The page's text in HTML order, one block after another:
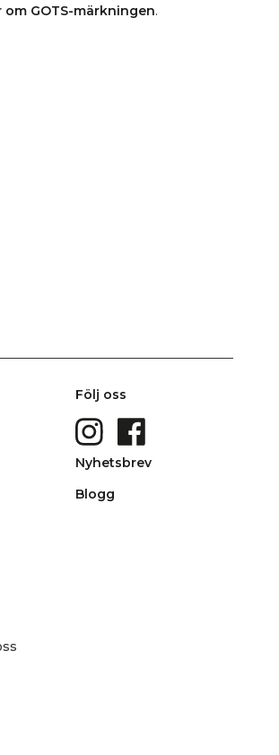
om GOTS-märkningen.
Följ oss
Nyhetsbrev
Blogg